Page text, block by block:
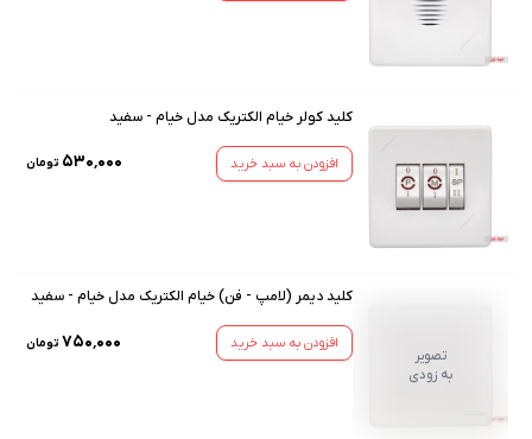
کلید کولر خیام الکتریک مدل خیام - سفید
افزودن به سبد خرید ۵۳۰٬۰۰۰ تومان
تصویر
به زودی
کلید دیمر (لامپ - فن) خیام الکتریک مدل خیام - سفید
افزودن به سبد خرید ۷۵۰٬۰۰۰ تومان